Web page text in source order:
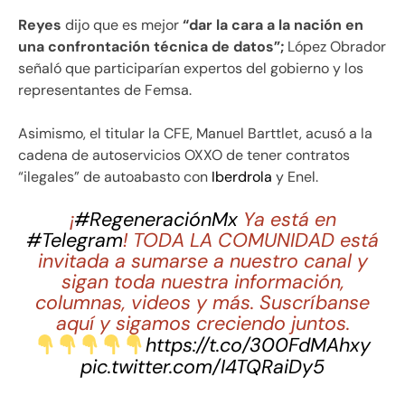
Reyes dijo que es mejor“dar la cara a la nación en
una confrontación técnica de datos”; López Obrador
señaló que participarían expertos del gobierno y los
representantes de Femsa.
Asimismo, el titular la CFE, Manuel Barttlet, acusó a la
cadena de autoservicios OXXO de tener contratos
“ilegales” de autoabasto con Iberdrola y Enel.
¡#RegeneraciónMxYa está en
#Telegram! TODA LA COMUNIDAD está
invitada a sumarse a nuestro canal y
sigan toda nuestra información,
columnas, videos y más. Suscríbanse
aquí y sigamos creciendo juntos.
https://t.co/300FdMAhxy
pic.twitter.com/I4TQRaiDy5